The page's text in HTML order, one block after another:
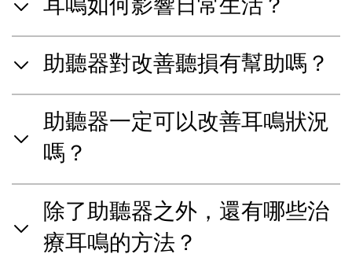
耳鳴如何影響日常生活？
助聽器對改善聽損有幫助嗎？
助聽器一定可以改善耳鳴狀況
嗎？
除了助聽器之外，還有哪些治
療耳鳴的方法？